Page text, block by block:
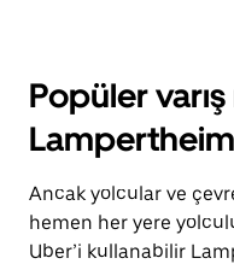
Popüler
Ancak yolcular ve
hemen her yere
Uber’i kullanabilir